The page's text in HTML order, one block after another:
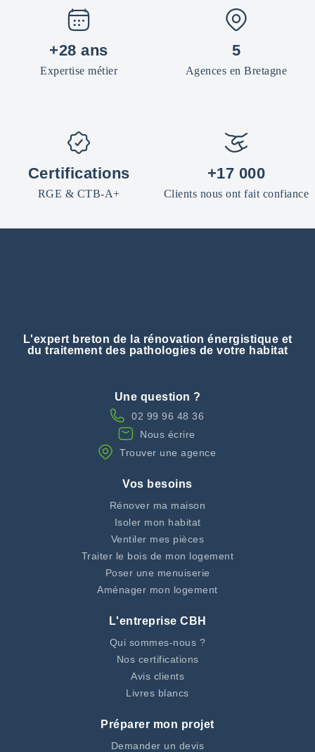
+28 ans
Expertise métier
5
Agences en Bretagne
Certifications
RGE & CTB-A+
+17 000
Clients nous ont fait confiance
L'expert breton de la rénovation énergistique et
du traitement des pathologies de votre habitat
Une question ?
02 99 96 48 36
Nous écrire
Trouver une agence
Vos besoins
Rénover ma maison
Isoler mon habitat
Ventiler mes pièces
Traiter le bois de mon logement
Poser une menuiserie
Aménager mon logement
L'entreprise CBH
Qui sommes-nous ?
Nos certifications
Avis clients
Livres blancs
Préparer mon projet
Demander un devis